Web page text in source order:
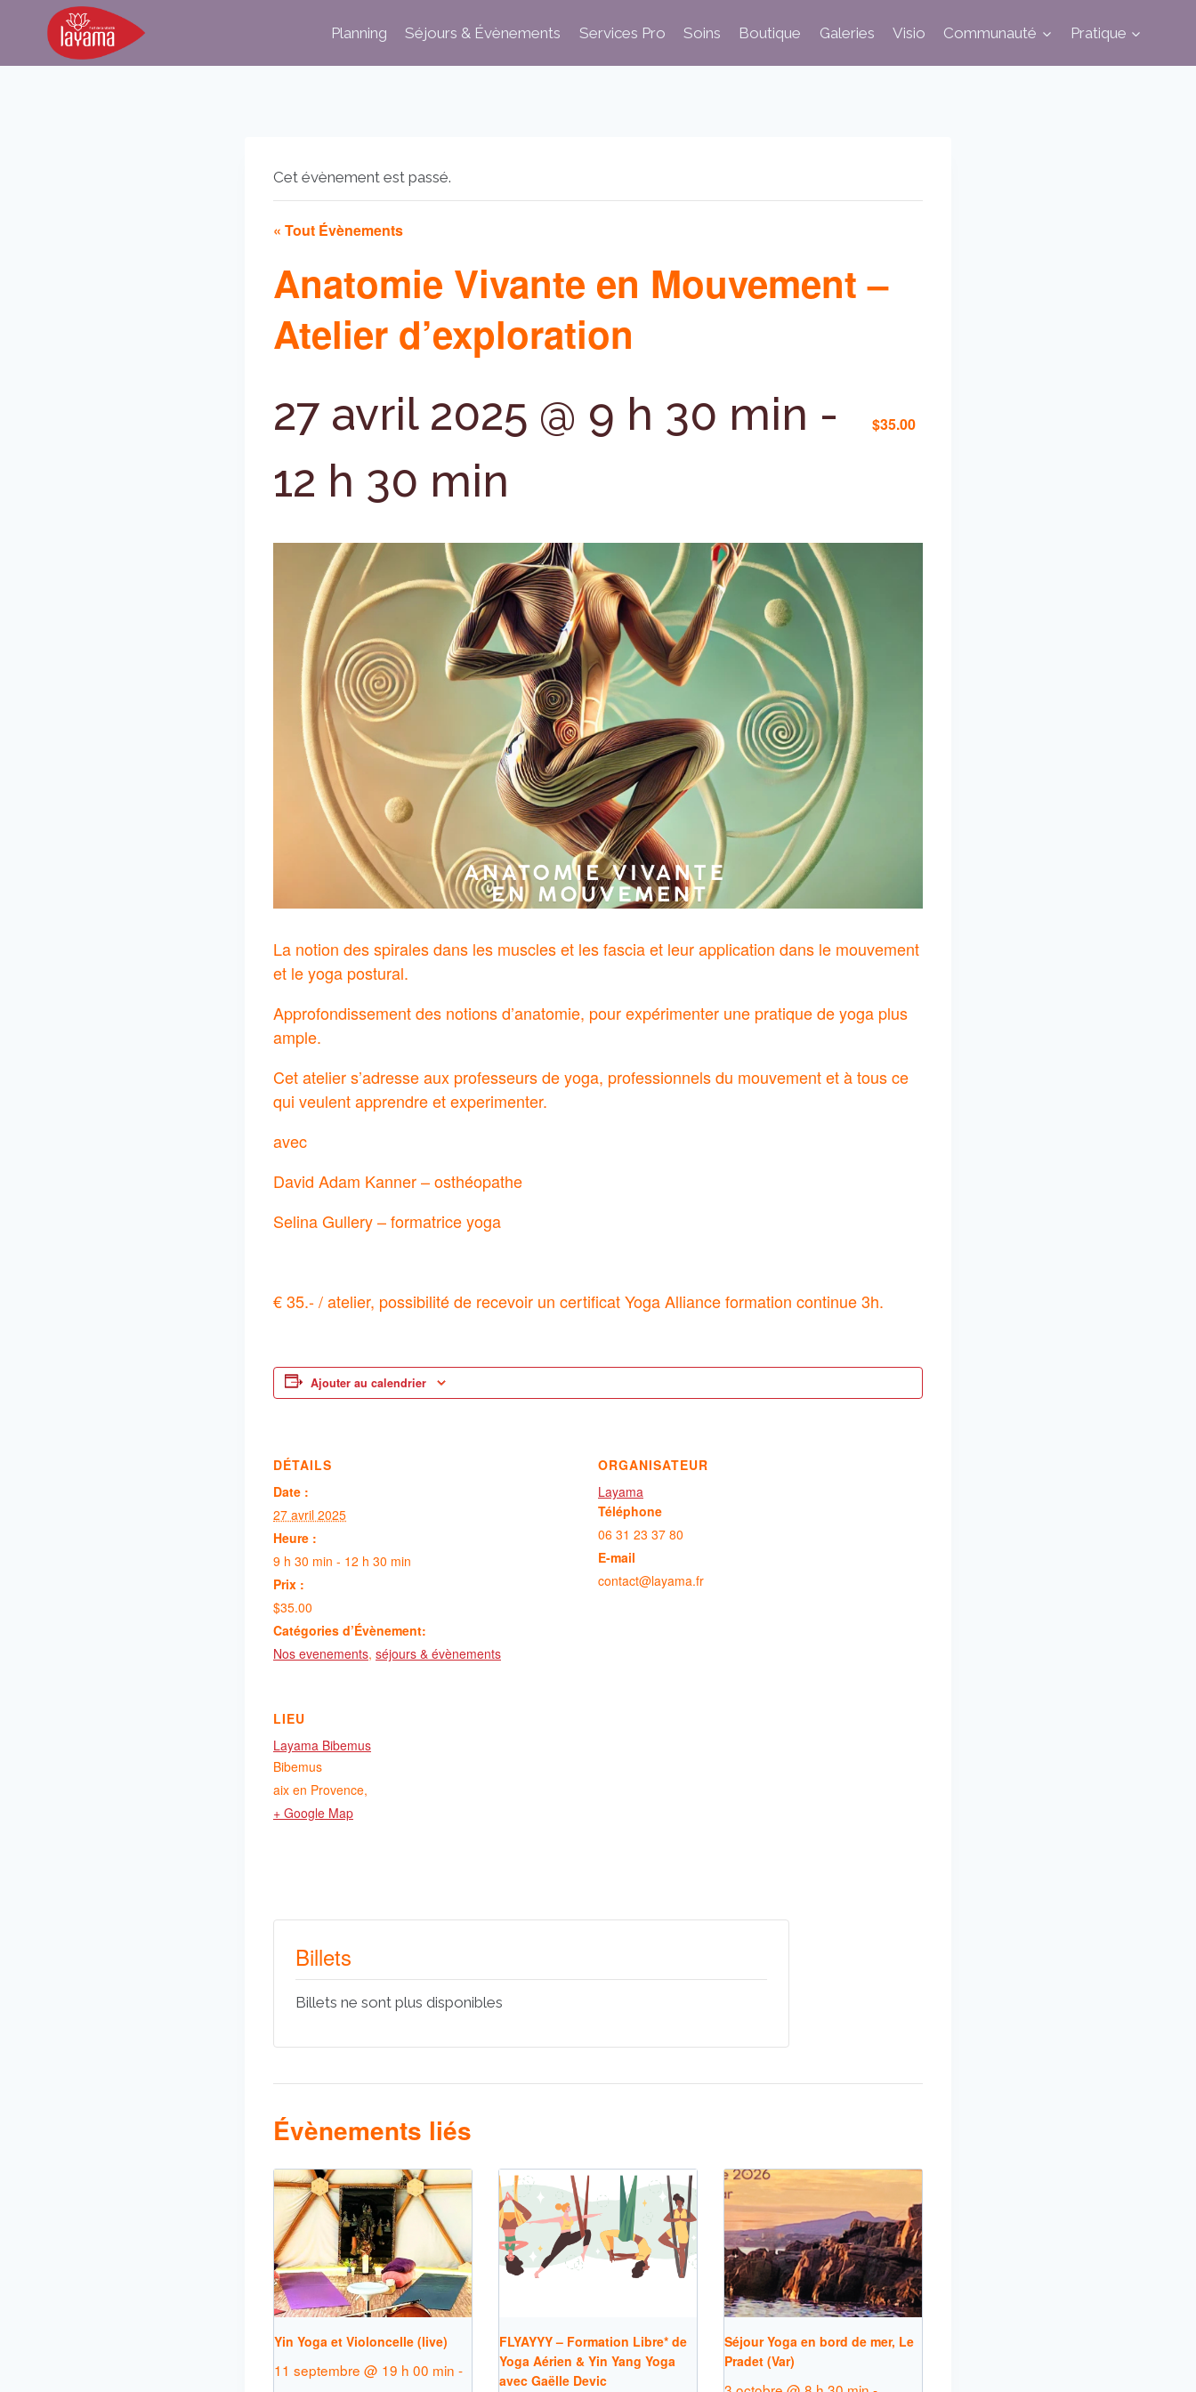
Planning Séjours & Évènements Services Pro Soins Boutique Galeries Visio Communauté Pratique
Cet évènement est passé.
« Tout Évènements
Anatomie Vivante en Mouvement –
Atelier d’exploration
27 avril 2025 @ 9 h 30 min -
12 h 30 min
$35.00
La notion des spirales dans les muscles et les fascia et leur application dans le mouvement
et le yoga postural.
Approfondissement des notions d’anatomie, pour expérimenter une pratique de yoga plus
ample.
Cet atelier s’adresse aux professeurs de yoga, professionnels du mouvement et à tous ce
qui veulent apprendre et experimenter.
avec
David Adam Kanner – osthéopathe
Selina Gullery – formatrice yoga
€ 35.- / atelier, possibilité de recevoir un certificat Yoga Alliance formation continue 3h.
Ajouter au calendrier
DÉTAILS
Date :
27 avril 2025
Heure :
9 h 30 min - 12 h 30 min
Prix :
$35.00
Catégories d’Évènement:
Nos evenements, séjours & évènements
ORGANISATEUR
Layama
Téléphone
06 31 23 37 80
E-mail
contact@layama.fr
LIEU
Layama Bibemus
Bibemus
aix en Provence,
+ Google Map
Billets
Billets ne sont plus disponibles
Évènements liés
Yin Yoga et Violoncelle (live)
11 septembre @ 19 h 00 min -
FLYAYYY – Formation Libre* de
Yoga Aérien & Yin Yang Yoga
avec Gaëlle Devic
Séjour Yoga en bord de mer, Le
Pradet (Var)